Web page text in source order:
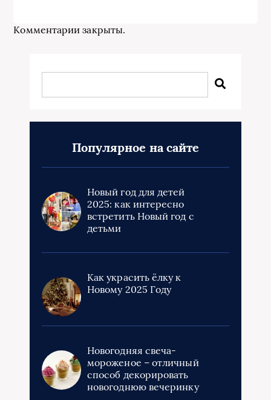
Комментарии закрыты.
Популярное на сайте
Новый год для детей
2025: как интересно
встретить Новый год с
детьми
Как украсить ёлку к
Новому 2025 Году
Новогодняя свеча-
мороженое – отличный
способ декорировать
новогоднюю вечеринку